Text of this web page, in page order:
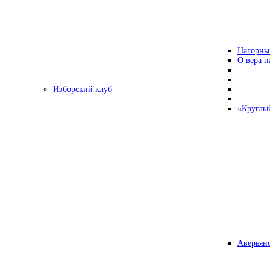
О вера
Изборский клуб